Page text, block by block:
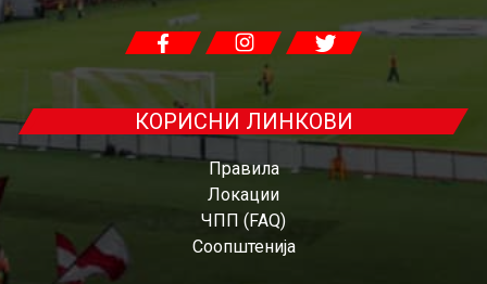
КОРИСНИ ЛИНКОВИ
Правила
Локации
ЧПП (FAQ)
Соопштенија